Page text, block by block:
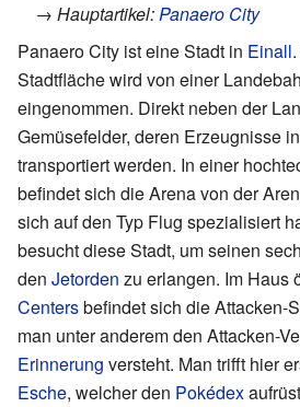
→ Hauptartikel:Panaero City
Panaero City ist eine Stadt in Einall
Stadtfläche wird von einer
eingenommen. Direkt neben der
Gemüsefelder, deren Erzeugnisse
transportiert werden. In einer
befindet sich die Arena von der
sich auf den Typ Flug spezialisiert
besucht diese Stadt, um seinen
den Jetorden zu erlangen. Im Haus
Centersbefindet sich die Attacken-
man unter anderem den Attacken-
Erinnerung versteht. Man trifft hier
Esche, welcher den Pokédex